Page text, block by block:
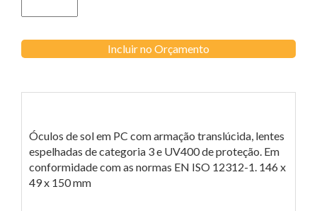
Incluir no Orçamento
Óculos de sol em PC com armação translúcida, lentes
espelhadas de categoria 3 e UV400 de proteção. Em
conformidade com as normas EN ISO 12312-1. 146 x
49 x 150 mm